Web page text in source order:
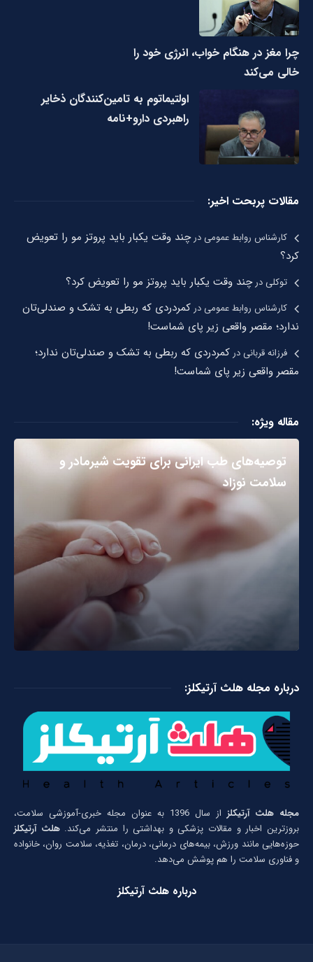
چرا مغز در هنگام خواب، انرژی خود را
خالی می‌کند
اولتیماتوم به تامین‌کنندگان ذخایر
راهبردی دارو+نامه
مقالات پربحت اخیر:
کارشناس روابط عمومیدرچند وقت یکبار باید پروتز مو را تعویض
کرد؟
توکلیدرچند وقت یکبار باید پروتز مو را تعویض کرد؟
کارشناس روابط عمومیدرکمردردی که ربطی به تشک و صندلی‌تان
ندارد؛ مقصر واقعی زیر پای شماست!
فرزانه قربانیدرکمردردی که ربطی به تشک و صندلی‌تان ندارد؛
مقصر واقعی زیر پای شماست!
مقاله ویژه:
توصیه‌های طب ایرانی برای تقویت شیرمادر و
سلامت نوزاد
درباره مجله هلث آرتیکلز:
مجله هلث آرتیکلز
از سال 1396 به عنوان مجله خبری-آموزشی سلامت،
بروزترین اخبار و مقالات پزشکی و بهداشتی را منتشر می‌کند.هلث آرتیکلز
حوزه‌هایی مانند ورزش، بیمه‌های درمانی، درمان، تغذیه، سلامت روان، خانواده
و فناوری سلامت را هم پوشش می‌دهد.
درباره هلث آرتیکلز